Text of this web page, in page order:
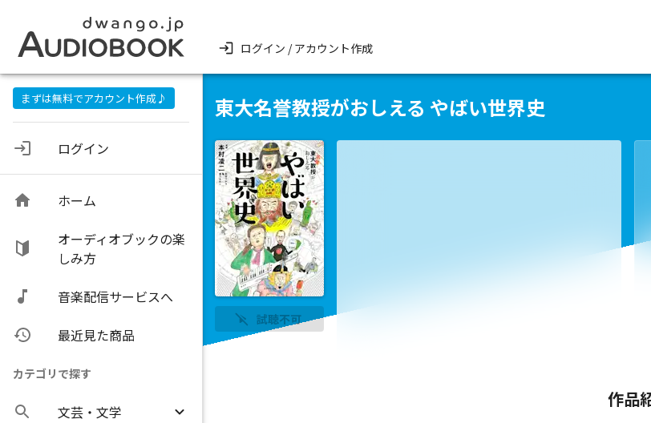
ログイン / アカウント作成
まずは無料でアカウント作成♪
ログイン
ホーム
オーディオブックの楽
しみ方
音楽配信サービスへ
最近見た商品
カテゴリで探す
文芸・文学
東大名誉教授がおしえる やばい世界史
試聴不可
作品